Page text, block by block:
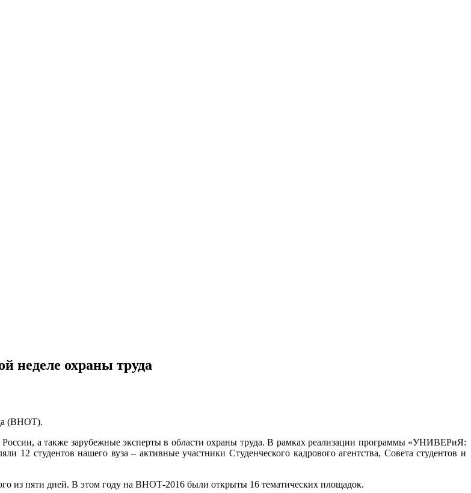
неделе охраны труда
(ВНОТ).
а также зарубежные эксперты в области охраны труда. В рамках реализации программы «УНИВЕРиЯ:
12 студентов нашего вуза – активные участники Студенческого кадрового агентства, Совета студентов и
из пяти дней. В этом году на ВНОТ-2016 были открыты 16 тематических площадок.